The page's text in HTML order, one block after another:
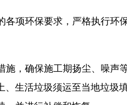
，加强对巡检人员环保培训，减
时堆放的裸土及其他易起尘物料
轻施工扬尘；车辆运输物料时采取